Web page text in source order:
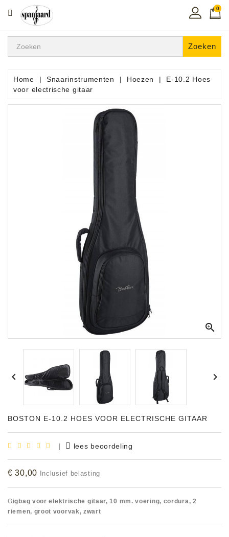
CATEGORIE
Home
In
De
Microfoons
Versterking
Instrumenten
Shop
Bladmuziek
Accessoires
MODELLEN
0
Zoeken
Home Snaarinstrumenten Hoezen
E-10.2 Hoes
voor electrische gitaar

 
BOSTON E-10.2 HOES VOOR ELECTRISCHE GITAAR
| lees beoordeling
€ 30,00 Inclusief belasting
Gigbag voor elektrische gitaar, 10 mm. voering, cordura, 2
riemen, groot voorvak, zwart